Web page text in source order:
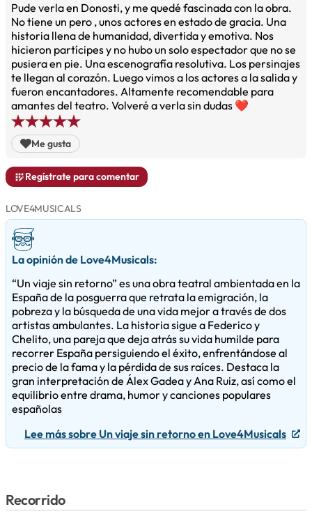
Pude verla en Donosti, y me quedé fascinada con la obra.
No tiene un pero , unos actores en estado de gracia. Una
historia llena de humanidad, divertida y emotiva. Nos
hicieron partícipes y no hubo un solo espectador que no se
pusiera en pie. Una escenografía resolutiva. Los persinajes
te llegan al corazón. Luego vimos a los actores a la salida y
fueron encantadores. Altamente recomendable para
amantes del teatro. Volveré a verla sin dudas ❤️
Me gusta
Regístrate para comentar
LOVE4MUSICALS
La opinión de Love4Musicals:
“Un viaje sin retorno” es una obra teatral ambientada en la
España de la posguerra que retrata la emigración, la
pobreza y la búsqueda de una vida mejor a través de dos
artistas ambulantes. La historia sigue a Federico y
Chelito, una pareja que deja atrás su vida humilde para
recorrer España persiguiendo el éxito, enfrentándose al
precio de la fama y la pérdida de sus raíces. Destaca la
gran interpretación de Álex Gadea y Ana Ruiz, así como el
equilibrio entre drama, humor y canciones populares
españolas
Lee más sobre Un viaje sin retorno en Love4Musicals
Recorrido